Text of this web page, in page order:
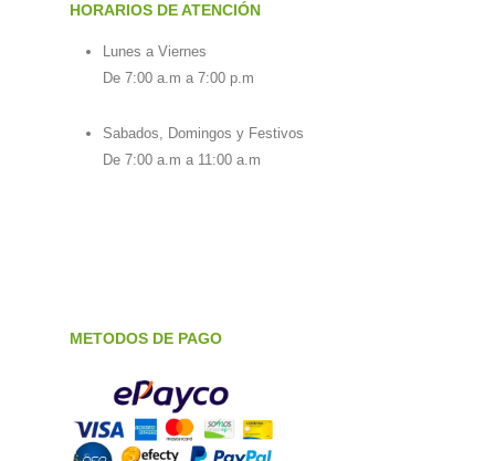
HORARIOS DE ATENCIÓN
Lunes a Viernes
De 7:00 a.m a 7:00 p.m
Sabados, Domingos y Festivos
De 7:00 a.m a 11:00 a.m
METODOS DE PAGO